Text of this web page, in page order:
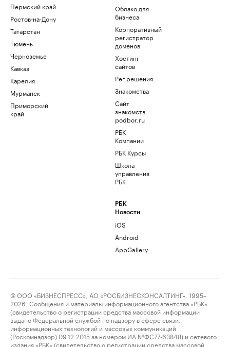
Пермский край
Ростов-на-Дону
Татарстан
Тюмень
Черноземье
Кавказ
Карелия
Мурманск
Приморский
край
Облако для
бизнеса
Корпоративный
регистратор
доменов
Хостинг
сайтов
Рег.решения
Знакомства
Сайт
знакомств
podbor.ru
РБК
Компании
РБК Курсы
Школа
управления
РБК
РБК
Новости
iOS
Android
AppGallery
© ООО «БИЗНЕСПРЕСС», АО «РОСБИЗНЕСКОНСАЛТИНГ», 1995–
2026. Сообщения и материалы информационного агентства «РБК»
(свидетельство о регистрации средства массовой информации
выдано Федеральной службой по надзору в сфере связи,
информационных технологий и массовых коммуникаций
(Роскомнадзор) 09.12.2015 за номером ИА №ФС77-63848) и сетевого
издания «РБК» (свидетельство о регистрации средства массовой